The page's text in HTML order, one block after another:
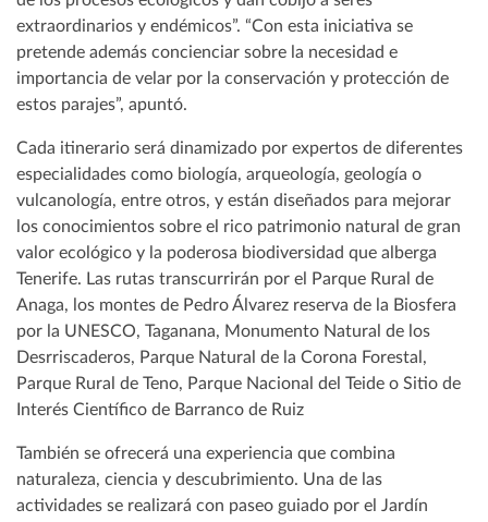
extraordinarios y endémicos”. “Con esta iniciativa se
pretende además concienciar sobre la necesidad e
importancia de velar por la conservación y protección de
estos parajes”, apuntó.
Cada itinerario será dinamizado por expertos de diferentes
especialidades como biología, arqueología, geología o
vulcanología, entre otros, y están diseñados para mejorar
los conocimientos sobre el rico patrimonio natural de gran
valor ecológico y la poderosa biodiversidad que alberga
Tenerife. Las rutas transcurrirán por el Parque Rural de
Anaga, los montes de Pedro Álvarez reserva de la Biosfera
por la UNESCO, Taganana, Monumento Natural de los
Desrriscaderos, Parque Natural de la Corona Forestal,
Parque Rural de Teno, Parque Nacional del Teide o Sitio de
Interés Científico de Barranco de Ruiz
También se ofrecerá una experiencia que combina
naturaleza, ciencia y descubrimiento. Una de las
actividades se realizará con paseo guiado por el Jardín